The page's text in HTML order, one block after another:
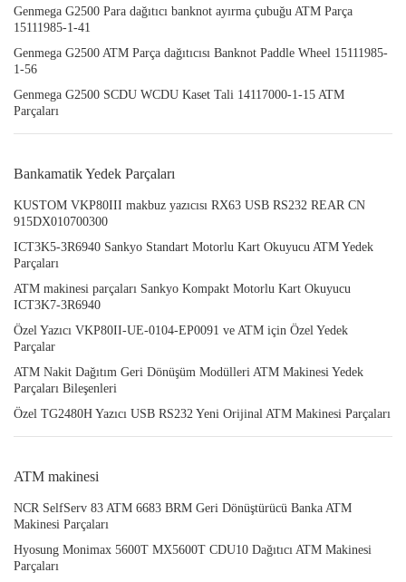
Genmega G2500 Para dağıtıcı banknot ayırma çubuğu ATM Parça
15111985-1-41
Genmega G2500 ATM Parça dağıtıcısı Banknot Paddle Wheel 15111985-
1-56
Genmega G2500 SCDU WCDU Kaset Tali 14117000-1-15 ATM
Parçaları
Bankamatik Yedek Parçaları
KUSTOM VKP80III makbuz yazıcısı RX63 USB RS232 REAR CN
915DX010700300
ICT3K5-3R6940 Sankyo Standart Motorlu Kart Okuyucu ATM Yedek
Parçaları
ATM makinesi parçaları Sankyo Kompakt Motorlu Kart Okuyucu
ICT3K7-3R6940
Özel Yazıcı VKP80II-UE-0104-EP0091 ve ATM için Özel Yedek
Parçalar
ATM Nakit Dağıtım Geri Dönüşüm Modülleri ATM Makinesi Yedek
Parçaları Bileşenleri
Özel TG2480H Yazıcı USB RS232 Yeni Orijinal ATM Makinesi Parçaları
ATM makinesi
NCR SelfServ 83 ATM 6683 BRM Geri Dönüştürücü Banka ATM
Makinesi Parçaları
Hyosung Monimax 5600T MX5600T CDU10 Dağıtıcı ATM Makinesi
Parçaları